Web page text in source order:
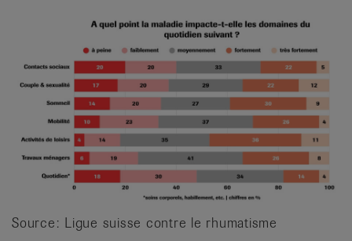
Source: Ligue suisse contre le rhumatisme